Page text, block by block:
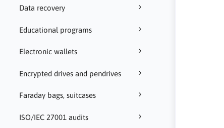
Data recovery
Educational programs
Electronic wallets
Encrypted drives and pendrives
Faraday bags, suitcases
ISO/IEC 27001 audits